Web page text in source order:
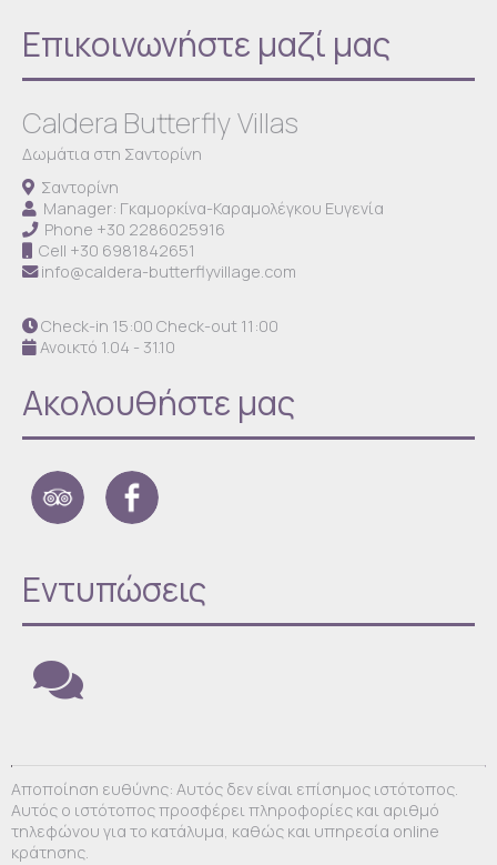
Επικοινωνήστε μαζί μας
Caldera Butterfly Villas
Δωμάτια στη Σαντορίνη
Σαντορίνη
Manager: Γκαμορκίνα-Καραμολέγκου Ευγενία
Phone +30 2286025916
Cell +30 6981842651
info@caldera-butterflyvillage.com
Check-in 15:00 Check-out 11:00
Ανοικτό 1.04 - 31.10
Ακολουθήστε μας
Εντυπώσεις
Αποποίηση ευθύνης: Αυτός δεν είναι επίσημος ιστότοπος.
Αυτός ο ιστότοπος προσφέρει πληροφορίες και αριθμό
τηλεφώνου για το κατάλυμα, καθώς και υπηρεσία online
κράτησης.